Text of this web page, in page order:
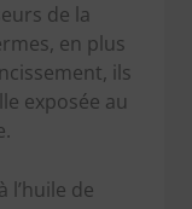
de la
en plus
ils
exposée au
l’huile de